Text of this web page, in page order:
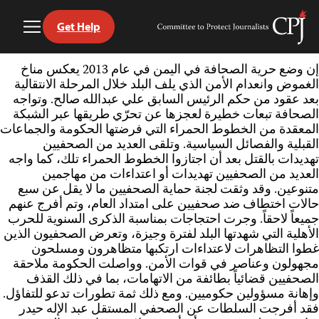
Skip
to
content
Committee
Protect
Journalists
Get Help
إن وضع حرية الصحافة في اليمن في عام 2013 يعكس مناخ
الغموض وانعدام الأمن الذي يلف البلد خلال المرحلة الانتقالية
بعد عقود من حكم الرئيس السابق علي عبدالله صالح. وتواجه
الصحافة تبعات خطيرة لعجزها عن تحرّي طريقها عبر الشبكة
المعقدة من الخطوط الحمراء التي فرضتها الحكومة والجماعات
القبلية والفصائل السياسية. وتلقى العديد من الصحفيين
تهديدات بالقتل بعد أن اجتازوا الخطوط الحمراء تلك، كما واجه
العديد من الصحفيين تهديدات أو اعتداءات من مهاجمين
متنوعين. وقد وثقت لجنة حماية الصحفيين ما لا يقل عن سبع
حالات اختطاف ضد صحفيين على امتداد العام، وتم أفرج عنهم
جميعاً لاحقاً. وجرت احتجاجات بمناسبة الذكرى السنوية للحرب
الأهلية التي شهدتها البلد لفترة وجيزة، وتعرض الصحفيون الذين
غطوا التظاهرات لاعتداءات ارتكبها متظاهرون ومسلحون
مجهولون وعناصر في قوات الأمن. وواصلت الحكومة ملاحقة
الصحفيين قضائياً بطائفة من الاتهامات، بما في ذلك القذف
وإهانة مسؤولين حكوميين. ومع ذلك ثمة تطورات تدعو للتفاؤل.
فقد أفرجت السلطات عن الصحفي المستقل عبد الإله حيدر